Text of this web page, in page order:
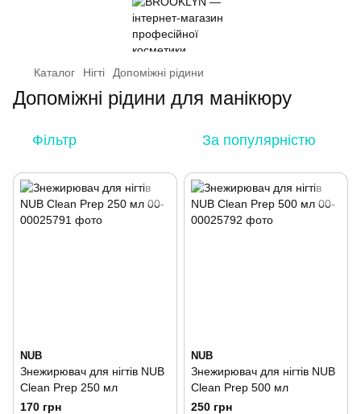
Каталог Нігті Допоміжні рідини
Допоміжні рідини для манікюру
Фільтр За популярністю
NUB
Знежирювач для нігтів NUB
Clean Prep 250 мл
170 грн
NUB
Знежирювач для нігтів NUB
Clean Prep 500 мл
250 грн